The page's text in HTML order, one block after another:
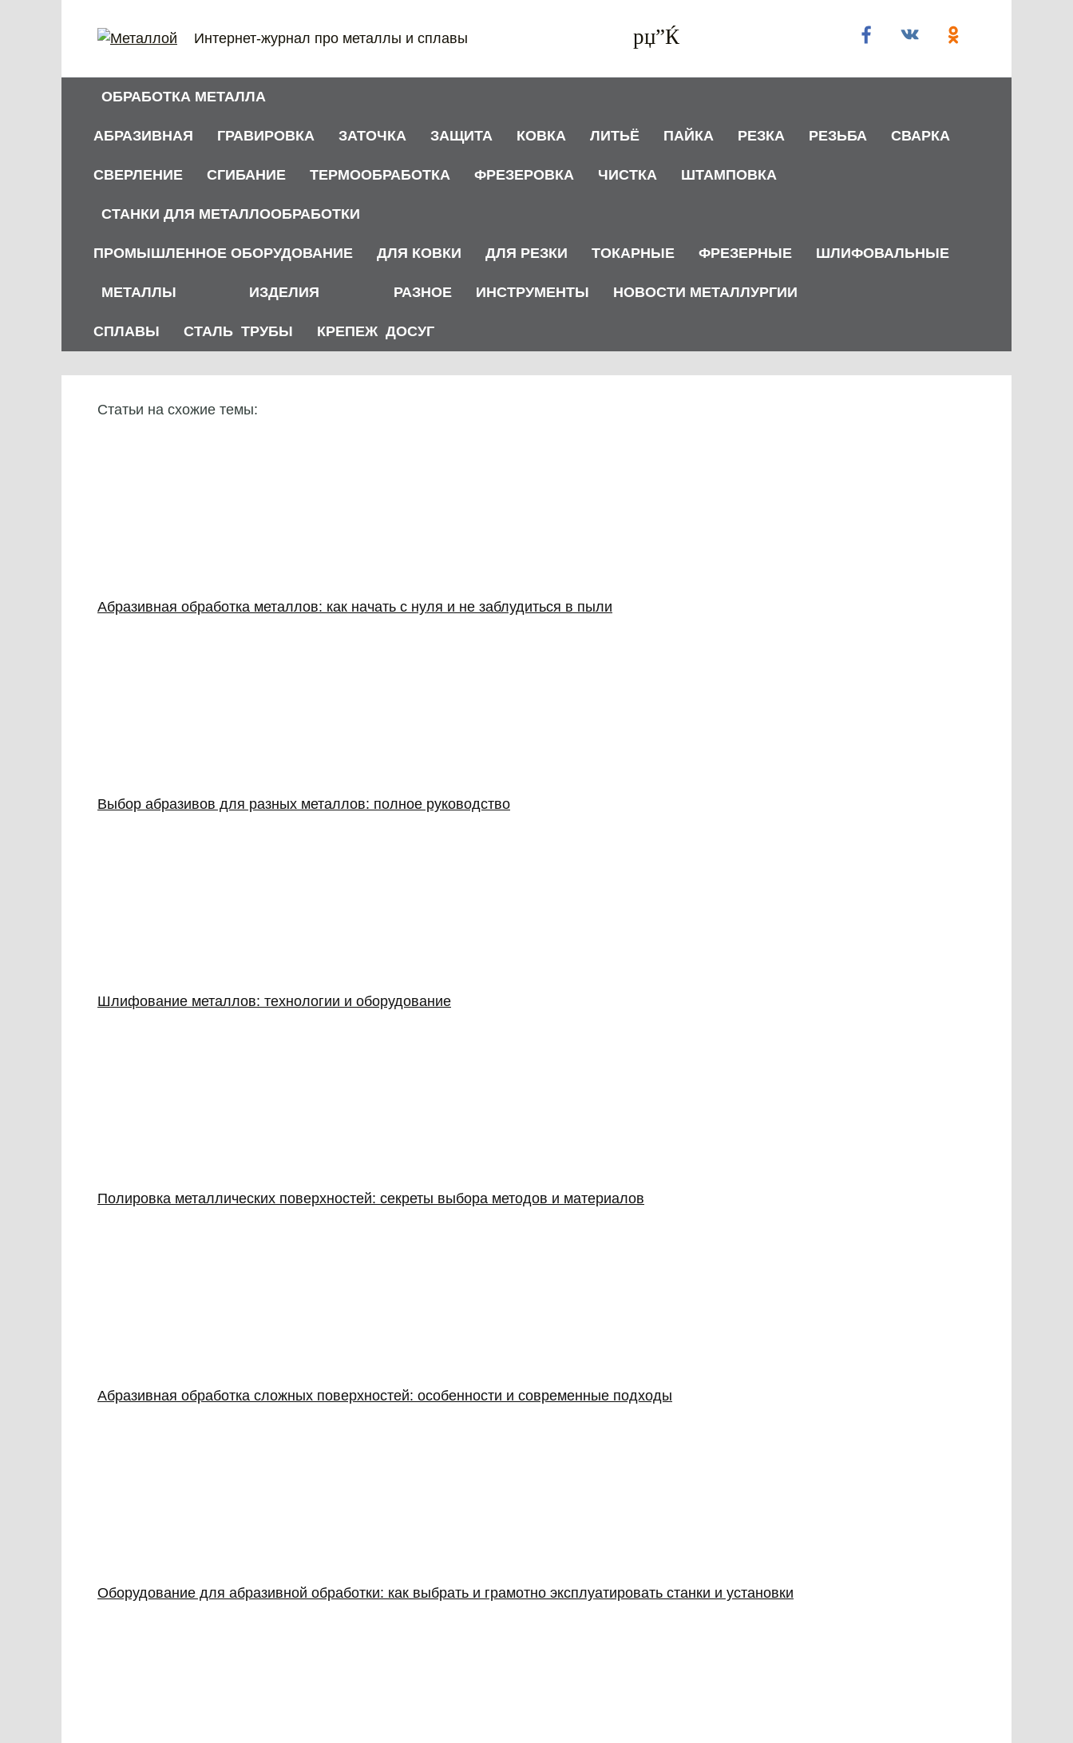
Интернет-журнал про металлы и сплавы
ОБРАБОТКА МЕТАЛЛА
АБРАЗИВНАЯ ГРАВИРОВКА ЗАТОЧКА ЗАЩИТА КОВКА ЛИТЬЁ ПАЙКА РЕЗКА РЕЗЬБА СВАРКА
СВЕРЛЕНИЕ СГИБАНИЕ ТЕРМООБРАБОТКА ФРЕЗЕРОВКА ЧИСТКА ШТАМПОВКА
СТАНКИ ДЛЯ МЕТАЛЛООБРАБОТКИ
ПРОМЫШЛЕННОЕ ОБОРУДОВАНИЕ ДЛЯ КОВКИ ДЛЯ РЕЗКИ ТОКАРНЫЕ ФРЕЗЕРНЫЕ ШЛИФОВАЛЬНЫЕ
МЕТАЛЛЫ
СПЛАВЫ СТАЛЬ
ИЗДЕЛИЯ
ТРУБЫ КРЕПЕЖ
РАЗНОЕ
ДОСУГ
ИНСТРУМЕНТЫ НОВОСТИ МЕТАЛЛУРГИИ
Статьи на схожие темы:
Абразивная обработка металлов: как начать с нуля и не заблудиться в пыли
Выбор абразивов для разных металлов: полное руководство
Шлифование металлов: технологии и оборудование
Полировка металлических поверхностей: секреты выбора методов и материалов
Абразивная обработка сложных поверхностей: особенности и современные подходы
Оборудование для абразивной обработки: как выбрать и грамотно эксплуатировать станки и установки